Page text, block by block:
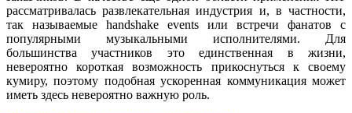
рассматривалась развлекательная индустрия и, в частности,
так называемые handshake events или встречи фанатов с
популярными музыкальными исполнителями. Для
большинства участников это единственная в жизни,
невероятно короткая возможность прикоснуться к своему
кумиру, поэтому подобная ускоренная коммуникация может
иметь здесь невероятно важную роль.